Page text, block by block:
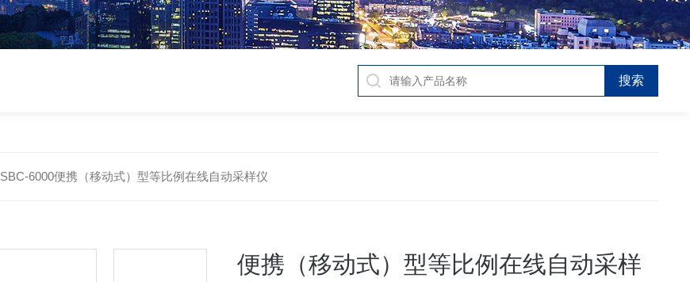
SBC-6000便携（移动式）型等比例在线自动采样仪
便携（移动式）型等比例在线自动采样